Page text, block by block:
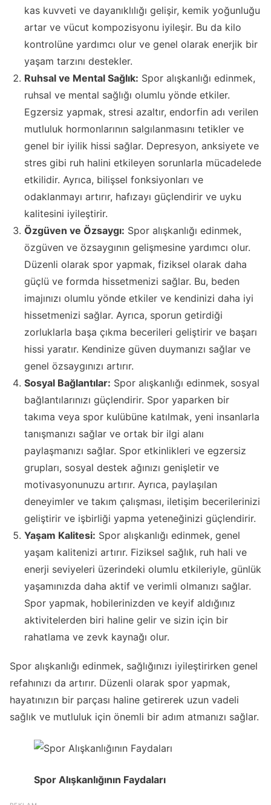
kas kuvveti ve dayanıklılığı gelişir, kemik yoğunluğu
artar ve vücut kompozisyonu iyileşir. Bu da kilo
kontrolüne yardımcı olur ve genel olarak enerjik bir
yaşam tarzını destekler.
Ruhsal ve Mental Sağlık: Spor alışkanlığı edinmek,
ruhsal ve mental sağlığı olumlu yönde etkiler.
Egzersiz yapmak, stresi azaltır, endorfin adı verilen
mutluluk hormonlarının salgılanmasını tetikler ve
genel bir iyilik hissi sağlar. Depresyon, anksiyete ve
stres gibi ruh halini etkileyen sorunlarla mücadelede
etkilidir. Ayrıca, bilişsel fonksiyonları ve
odaklanmayı artırır, hafızayı güçlendirir ve uyku
kalitesini iyileştirir.
Özgüven ve Özsaygı: Spor alışkanlığı edinmek,
özgüven ve özsaygının gelişmesine yardımcı olur.
Düzenli olarak spor yapmak, fiziksel olarak daha
güçlü ve formda hissetmenizi sağlar. Bu, beden
imajınızı olumlu yönde etkiler ve kendinizi daha iyi
hissetmenizi sağlar. Ayrıca, sporun getirdiği
zorluklarla başa çıkma becerileri geliştirir ve başarı
hissi yaratır. Kendinize güven duymanızı sağlar ve
genel özsaygınızı artırır.
Sosyal Bağlantılar: Spor alışkanlığı edinmek, sosyal
bağlantılarınızı güçlendirir. Spor yaparken bir
takıma veya spor kulübüne katılmak, yeni insanlarla
tanışmanızı sağlar ve ortak bir ilgi alanı
paylaşmanızı sağlar. Spor etkinlikleri ve egzersiz
grupları, sosyal destek ağınızı genişletir ve
motivasyonunuzu artırır. Ayrıca, paylaşılan
deneyimler ve takım çalışması, iletişim becerilerinizi
geliştirir ve işbirliği yapma yeteneğinizi güçlendirir.
Yaşam Kalitesi: Spor alışkanlığı edinmek, genel
yaşam kalitenizi artırır. Fiziksel sağlık, ruh hali ve
enerji seviyeleri üzerindeki olumlu etkileriyle, günlük
yaşamınızda daha aktif ve verimli olmanızı sağlar.
Spor yapmak, hobilerinizden ve keyif aldığınız
aktivitelerden biri haline gelir ve sizin için bir
rahatlama ve zevk kaynağı olur.
Spor alışkanlığı edinmek, sağlığınızı iyileştirirken genel
refahınızı da artırır. Düzenli olarak spor yapmak,
hayatınızın bir parçası haline getirerek uzun vadeli
sağlık ve mutluluk için önemli bir adım atmanızı sağlar.
Spor Alışkanlığının Faydaları